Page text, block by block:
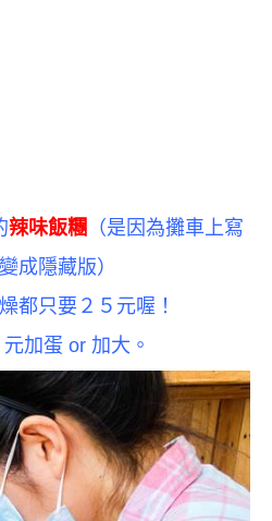
辣味飯糰 （是因為攤車上寫
成隱藏版）
都只要２５元喔！
加蛋 or 加大。